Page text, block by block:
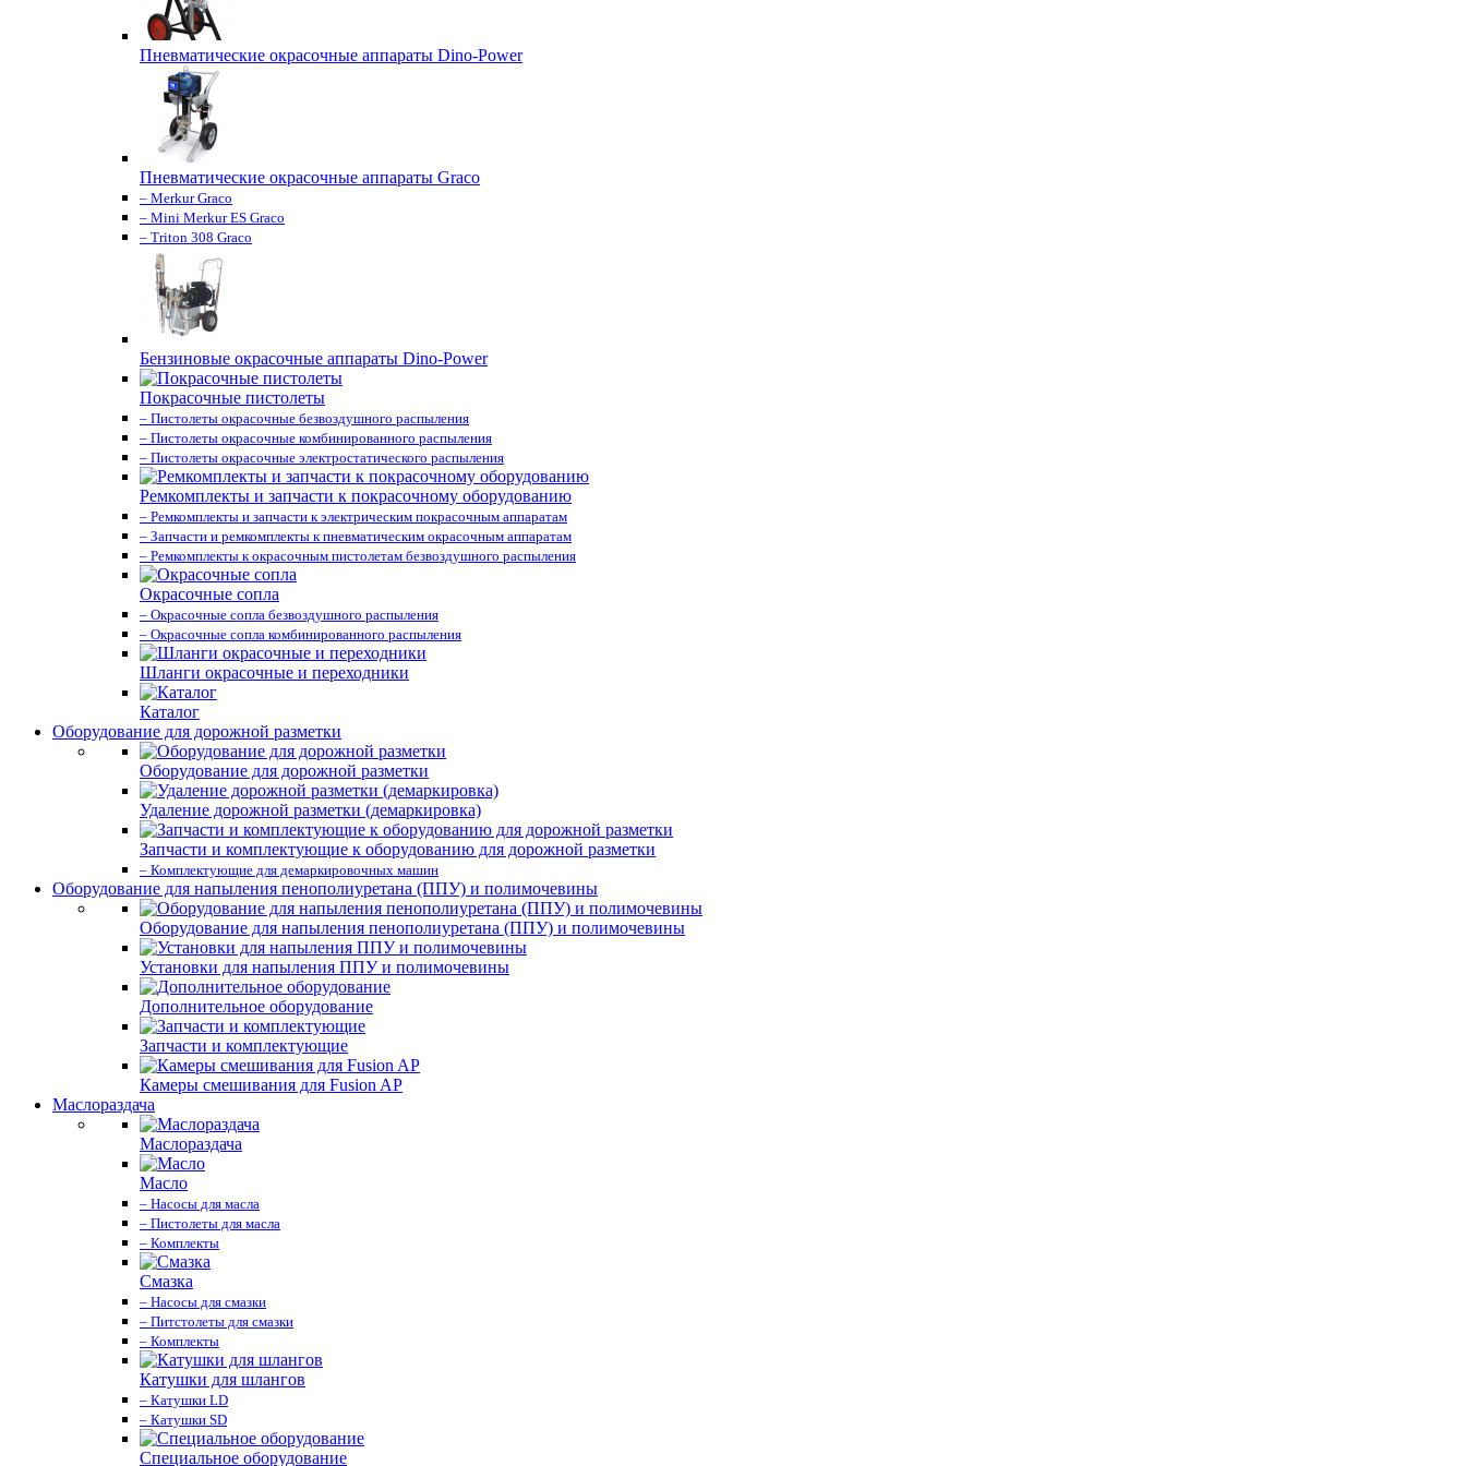
Пневматические окрасочные аппараты Dino-Power
Пневматические окрасочные аппараты Graco
– Merkur Graco
– Mini Merkur ES Graco
– Triton 308 Graco
Бензиновые окрасочные аппараты Dino-Power
Покрасочные пистолеты
– Пистолеты окрасочные безвоздушного распыления
– Пистолеты окрасочные комбинированного распыления
– Пистолеты окрасочные электростатического распыления
Ремкомплекты и запчасти к покрасочному оборудованию
– Ремкомплекты и запчасти к электрическим покрасочным аппаратам
– Запчасти и ремкомплекты к пневматическим окрасочным аппаратам
– Ремкомплекты к окрасочным пистолетам безвоздушного распыления
Окрасочные сопла
– Окрасочные сопла безвоздушного распыления
– Окрасочные сопла комбинированного распыления
Шланги окрасочные и переходники
Каталог
Оборудование для дорожной разметки
Оборудование для дорожной разметки
Удаление дорожной разметки (демаркировка)
Запчасти и комплектующие к оборудованию для дорожной разметки
– Комплектующие для демаркировочных машин
Оборудование для напыления пенополиуретана (ППУ) и полимочевины
Оборудование для напыления пенополиуретана (ППУ) и полимочевины
Установки для напыления ППУ и полимочевины
Дополнительное оборудование
Запчасти и комплектующие
Камеры смешивания для Fusion AP
Маслораздача
Маслораздача
Масло
– Насосы для масла
– Пистолеты для масла
– Комплекты
Смазка
– Насосы для смазки
– Питстолеты для смазки
– Комплекты
Катушки для шлангов
– Катушки LD
– Катушки SD
Специальное оборудование